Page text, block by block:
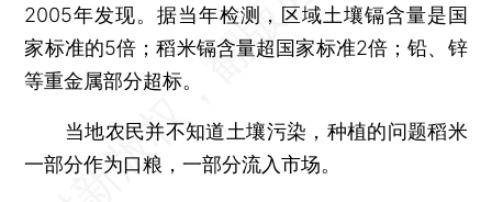
2005年发现。据当年检测，区域土壤镉含量是国
家标准的5倍；稻米镉含量超国家标准2倍；铅、锌
等重金属部分超标。
当地农民并不知道土壤污染，种植的问题稻米
一部分作为口粮，一部分流入市场。